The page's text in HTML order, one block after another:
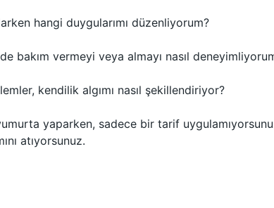
hangi duygularımı düzenliyorum?
bakım vermeyi veya almayı nasıl
kendilik algımı nasıl şekillendiriyor?
yaparken, sadece bir tarif
atıyorsunuz.